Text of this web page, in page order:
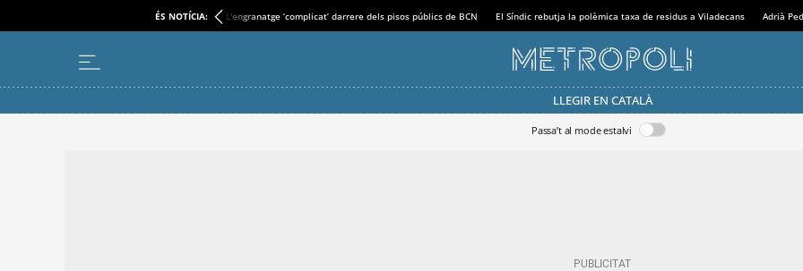
ÉS NOTÍCIA: L'engranatge ‘complicat’ darrere dels pisos públics de BCN El Síndic rebutja la polèmica taxa de residus a Viladecans Adrià
LLEGIR EN CATALÀ
Passa’t al mode estalvi